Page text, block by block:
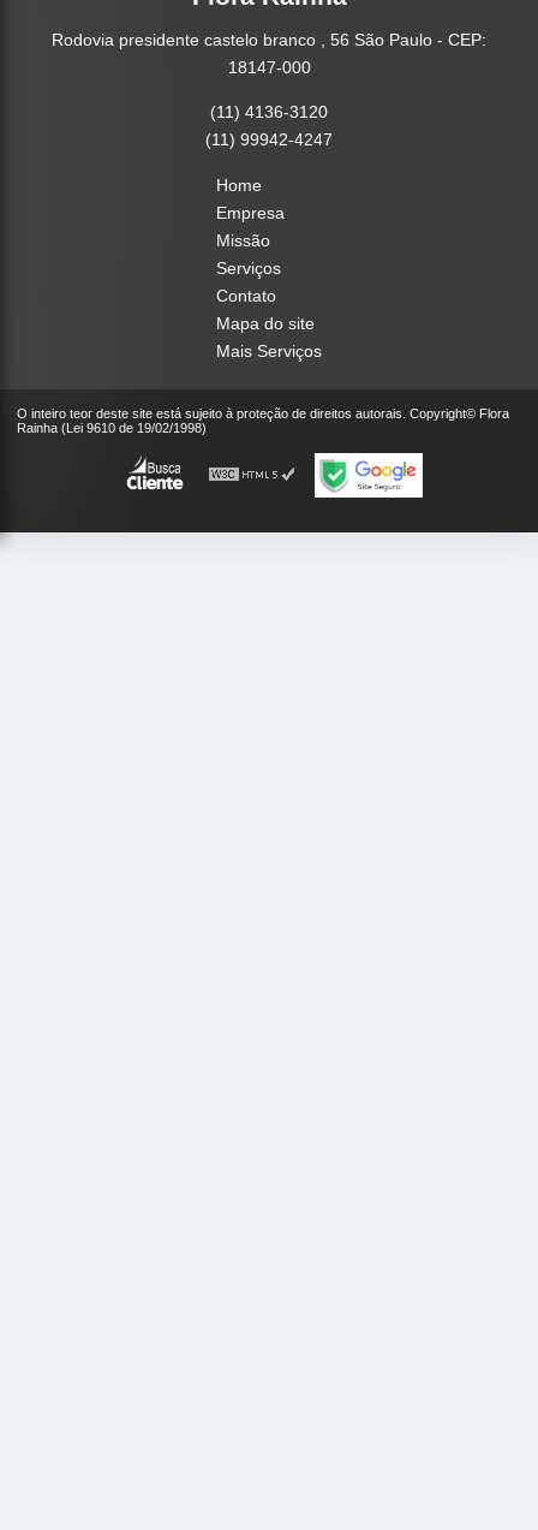
Rodovia presidente castelo branco , 56 São Paulo - CEP:
18147-000
(11) 4136-3120
(11) 99942-4247
Home
Empresa
Missão
Serviços
Contato
Mapa do site
Mais Serviços
O inteiro teor deste site está sujeito à proteção de direitos autorais. Copyright© Flora
Rainha (Lei 9610 de 19/02/1998)